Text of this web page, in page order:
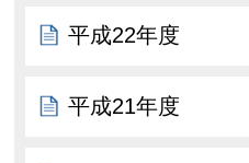
平成22年度
平成21年度